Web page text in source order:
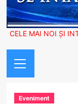
CELE MAI NOI ȘI
Menu
Eveniment